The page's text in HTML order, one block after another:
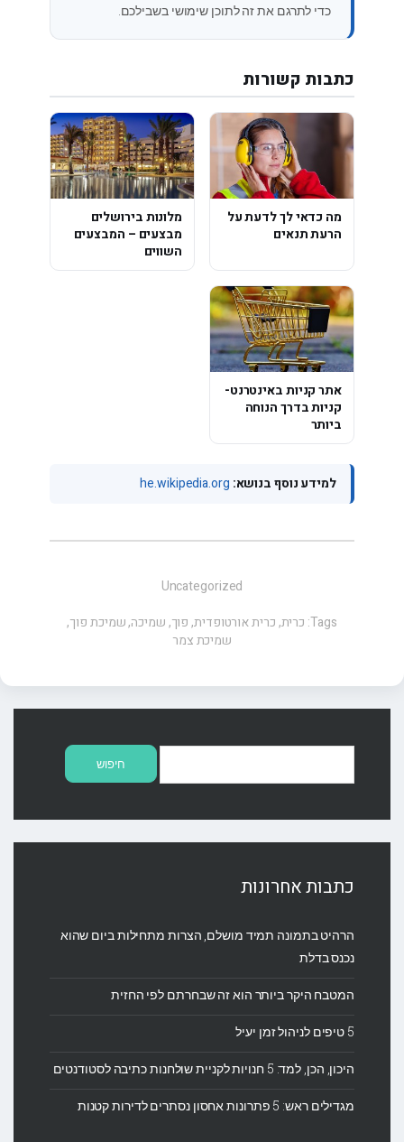
כדי לתרגם את זה לתוכן שימושי בשבילכם.
כתבות קשורות
מה כדאי לך לדעת על
הרעת תנאים
מלונות בירושלים
מבצעים – המבצעים
השווים
אתר קניות באינטרנט-
קניות בדרך הנוחה
ביותר
למידע נוסף בנושא: he.wikipedia.org
Uncategorized
Tags: כרית,כרית אורטופדית,פוך,שמיכה,שמיכת פוך,
שמיכת צמר
חיפוש:
כתבות אחרונות
הרהיט בתמונה תמיד מושלם, הצרות מתחילות ביום שהוא
נכנס בדלת
המטבח היקר ביותר הוא זה שבחרתם לפי החזית
5 טיפים לניהול זמן יעיל
היכון, הכן, למד: 5 חנויות לקניית שולחנות כתיבה לסטודנטים
מגדילים ראש: 5 פתרונות אחסון נסתרים לדירות קטנות